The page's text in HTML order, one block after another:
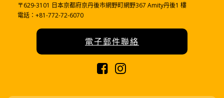
〒629-3101 日本京都府京丹後市網野町網野367 Amity丹後1 樓
電話：+81-772-72-6070
電子郵件聯絡